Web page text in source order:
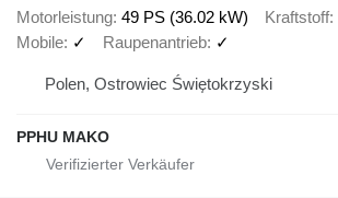
Motorleistung 49 PS (36.02 kW) Kraftstoff
Mobile ✓ Raupenantrieb ✓
Polen, Ostrowiec Świętokrzyski
PPHU MAKO